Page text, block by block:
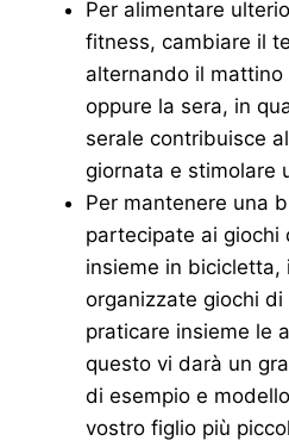
Per alimentare
fitness, cambiare il
alternando il mattino
oppure la sera, in
serale contribuisce
giornata e stimolare
Per mantenere una
partecipate ai giochi
insieme in bicicletta,
organizzate giochi
praticare insieme le
questo vi darà un
di esempio e
vostro figlio più